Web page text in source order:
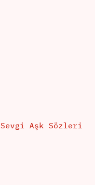
Sevgi Aşk Sözleri